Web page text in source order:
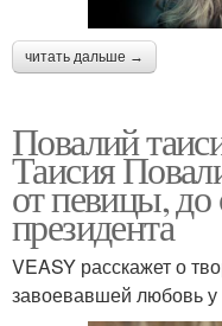
читать дальше →
Повалий
Таисия
от певицы,
президента
VEASY расскажет о
завоевавшей любовь